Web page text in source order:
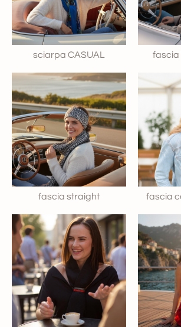
sciarpa CASUAL fascia
fascia straight fascia